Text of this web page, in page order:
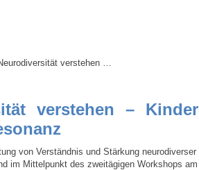
verstehen …
verstehen – Kinder
von Verständnis und Stärkung neurodiverser
im Mittelpunkt des zweitägigen Workshops am